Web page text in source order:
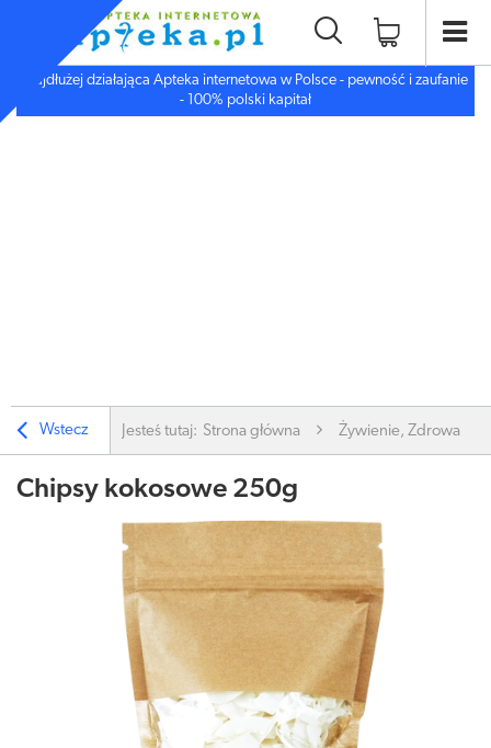
Najdłużej działająca Apteka internetowa w Polsce - pewność i zaufanie
- 100% polski kapitał
Wstecz Jesteś tutaj: Strona główna Żywienie, Zdrowa
Chipsy kokosowe 250g